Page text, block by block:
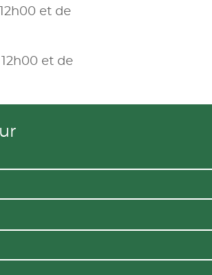
et de
et de